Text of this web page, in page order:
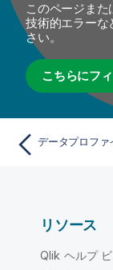
このページまた
技術的エラーな
さい。
こちらにフ
リソース
Qlik ヘルプ